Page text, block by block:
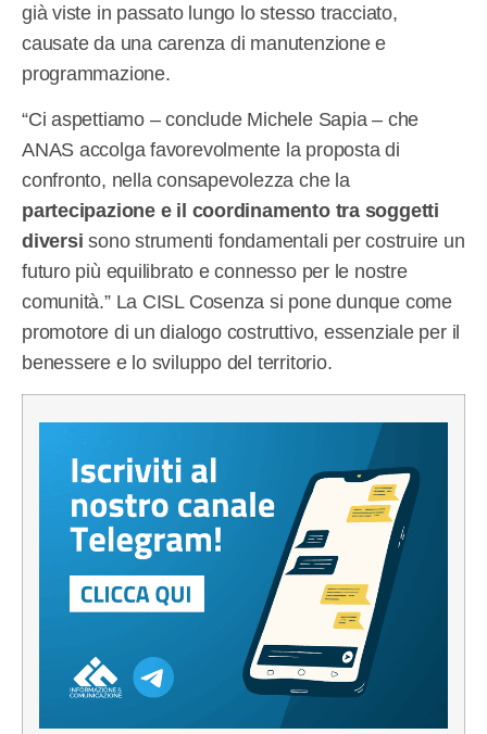
già viste in passato lungo lo stesso tracciato,
causate da una carenza di manutenzione e
programmazione.
“Ci aspettiamo – conclude Michele Sapia – che
ANAS accolga favorevolmente la proposta di
confronto, nella consapevolezza che la
partecipazione e il coordinamento tra soggetti
diversi sono strumenti fondamentali per costruire un
futuro più equilibrato e connesso per le nostre
comunità.” La CISL Cosenza si pone dunque come
promotore di un dialogo costruttivo, essenziale per il
benessere e lo sviluppo del territorio.